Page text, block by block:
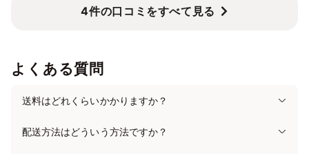
4件の口コミをすべて見る
よくある質問
送料はどれくらいかかりますか？
配送方法はどういう方法ですか？